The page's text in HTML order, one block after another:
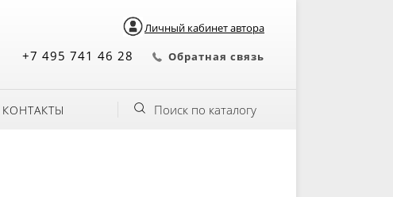
Личный кабинет автора
+7 495 741 46 28 Обратная связь
КОНТАКТЫ Поиск по каталогу